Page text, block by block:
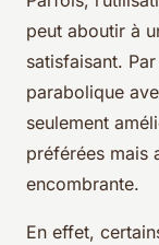
peut aboutir à
satisfaisant.
parabolique
seulement
préférées mais
encombrante.
En effet,